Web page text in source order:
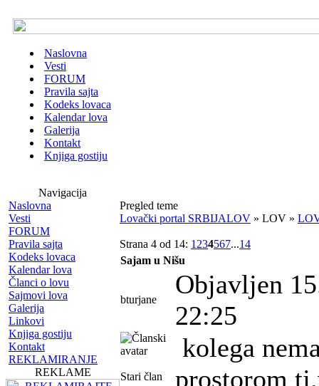
Naslovna
Vesti
FORUM
Pravila sajta
Kodeks lovaca
Kalendar lova
Galerija
Kontakt
Knjiga gostiju
Navigacija
Naslovna
Vesti
FORUM
Pravila sajta
Kodeks lovaca
Kalendar lova
Članci o lovu
Sajmovi lova
Galerija
Linkovi
Knjiga gostiju
Kontakt
REKLAMIRANJE
REKLAME
Pregled teme
Lovački portal SRBIJALOV » LOV »
Strana 4 od 14: 1 234567...14
Sajam u Nišu
bturjane
Objavljen
22:25
Stari član
kolega
prostorom